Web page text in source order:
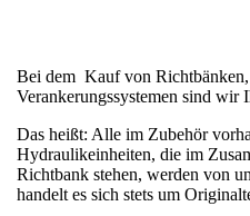
Bei dem Kauf von
Verankerungssystemen sind wir
Das heißt: Alle im Zubehör
Hydraulikeinheiten, die im
Richtbank stehen, werden von
handelt es sich stets um